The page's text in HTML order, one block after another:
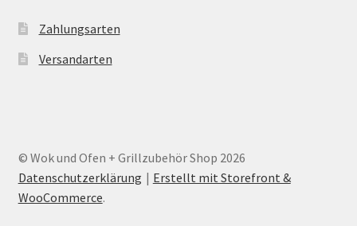
Zahlungsarten
Versandarten
© Wok und Ofen + Grillzubehör Shop 2026
Datenschutzerklärung
Erstellt mit Storefront &
WooCommerce.